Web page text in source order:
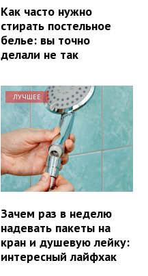
Как часто нужно
стирать постельное
белье: вы точно
делали не так
ЛУЧШЕЕ
Зачем раз в неделю
надевать пакеты на
кран и душевую лейку:
интересный лайфхак